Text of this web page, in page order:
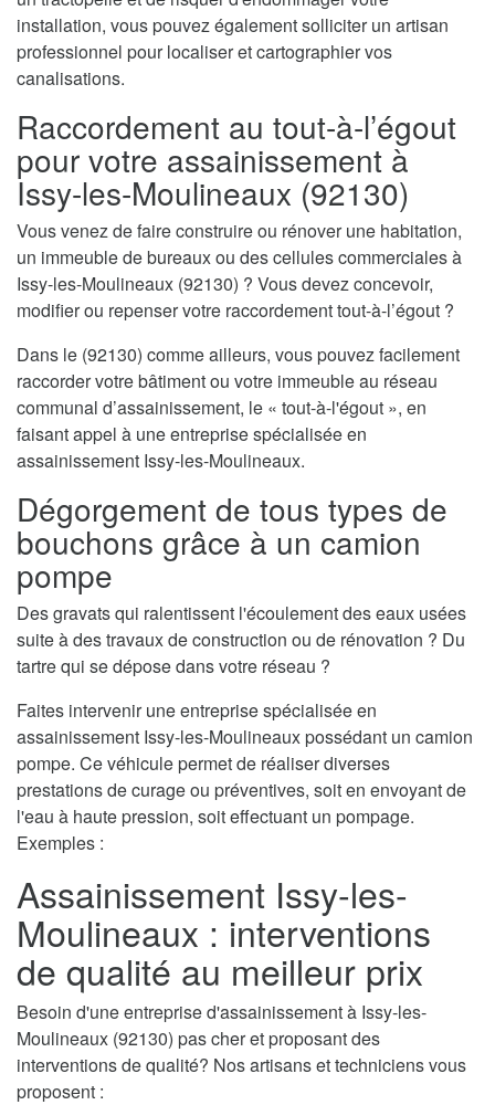
installation, vous pouvez également solliciter un artisan
professionnel pour localiser et cartographier vos
canalisations.
Raccordement au tout-à-l’égout
pour votre assainissement à
Issy-les-Moulineaux (92130)
Vous venez de faire construire ou rénover une habitation,
un immeuble de bureaux ou des cellules commerciales à
Issy-les-Moulineaux (92130) ? Vous devez concevoir,
modifier ou repenser votre raccordement tout-à-l’égout ?
Dans le (92130) comme ailleurs, vous pouvez facilement
raccorder votre bâtiment ou votre immeuble au réseau
communal d’assainissement, le « tout-à-l'égout », en
faisant appel à une entreprise spécialisée en
assainissement Issy-les-Moulineaux.
Dégorgement de tous types de
bouchons grâce à un camion
pompe
Des gravats qui ralentissent l'écoulement des eaux usées
suite à des travaux de construction ou de rénovation ? Du
tartre qui se dépose dans votre réseau ?
Faites intervenir une entreprise spécialisée en
assainissement Issy-les-Moulineaux possédant un camion
pompe. Ce véhicule permet de réaliser diverses
prestations de curage ou préventives, soit en envoyant de
l'eau à haute pression, soit effectuant un pompage.
Exemples :
Assainissement Issy-les-
Moulineaux : interventions
de qualité au meilleur prix
Besoin d'une entreprise d'assainissement à Issy-les-
Moulineaux (92130) pas cher et proposant des
interventions de qualité? Nos artisans et techniciens vous
proposent :